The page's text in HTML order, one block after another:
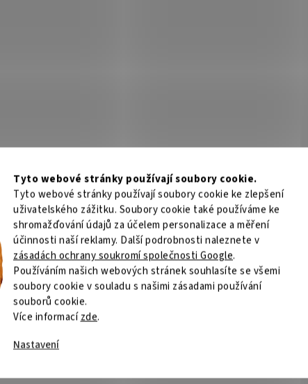
Tyto webové stránky používají soubory cookie.
Tyto webové stránky používají soubory cookie ke zlepšení
uživatelského zážitku. Soubory cookie také používáme ke
shromažďování údajů za účelem personalizace a měření
účinnosti naší reklamy. Další podrobnosti naleznete v
zásadách ochrany soukromí společnosti Google.
Používáním našich webových stránek souhlasíte se všemi
soubory cookie v souladu s našimi zásadami používání
souborů cookie.
Více informacízde.
Nastavení